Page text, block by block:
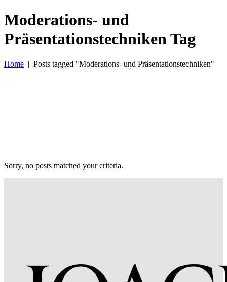
Moderations- und
Präsentationstechniken Tag
Home | Posts tagged "Moderations- und Präsentationstechniken"
Sorry, no posts matched your criteria.